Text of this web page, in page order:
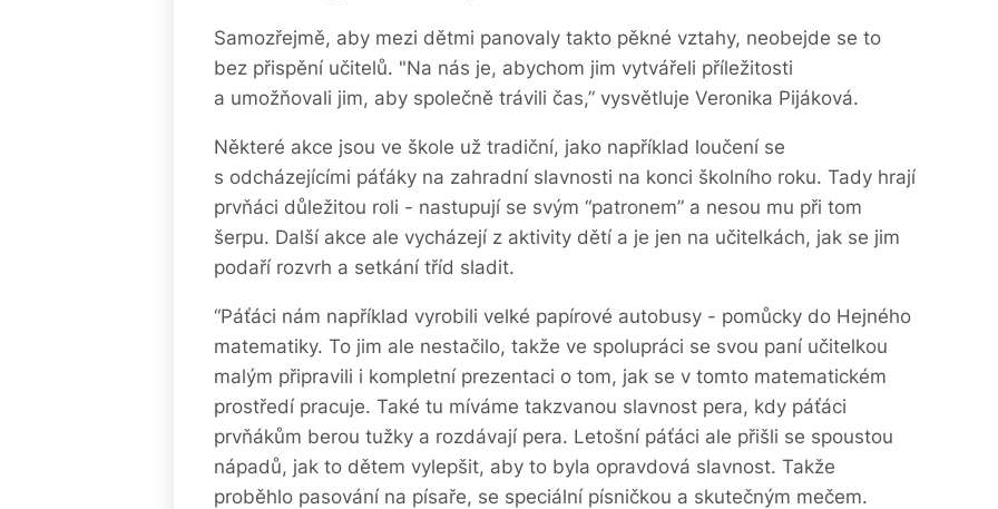
Samozřejmě, aby mezi dětmi panovaly takto pěkné vztahy, neobejde se to
bez přispění učitelů. "Na nás je, abychom jim vytvářeli příležitosti
a umožňovali jim, aby společně trávili čas,” vysvětluje Veronika Pijáková.
Některé akce jsou ve škole už tradiční, jako například loučení se
s odcházejícími páťáky na zahradní slavnosti na konci školního roku. Tady hrají
prvňáci důležitou roli - nastupují se svým “patronem” a nesou mu při tom
šerpu. Další akce ale vycházejí z aktivity dětí a je jen na učitelkách, jak se jim
podaří rozvrh a setkání tříd sladit.
“Páťáci nám například vyrobili velké papírové autobusy - pomůcky do Hejného
matematiky. To jim ale nestačilo, takže ve spolupráci se svou paní učitelkou
malým připravili i kompletní prezentaci o tom, jak se v tomto matematickém
prostředí pracuje. Také tu míváme takzvanou slavnost pera, kdy páťáci
prvňákům berou tužky a rozdávají pera. Letošní páťáci ale přišli se spoustou
nápadů, jak to dětem vylepšit, aby to byla opravdová slavnost. Takže
proběhlo pasování na písaře, se speciální písničkou a skutečným mečem.